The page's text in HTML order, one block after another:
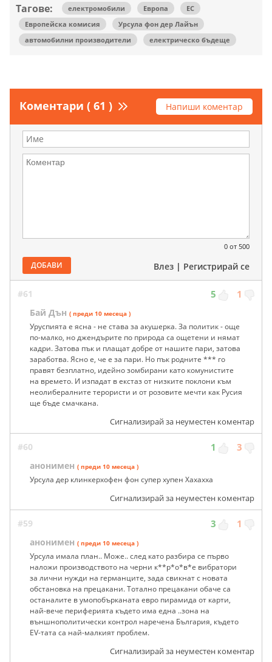
Тагове: електромобили Европа
ЕС
Европейска комисия
Урсула фон дер Лайън
автомобилни производители
електрическо бъдеще
Коментари ( 61 ) Напиши коментар
0 от 500
ДОБАВИ Влез | Регистрирай се
#61 5 1
Бай Дън ( преди 10 месеца )
Уруспията е ясна - не става за акушерка. За политик - още
по-малко, но джендърите по природа са ощетени и нямат
кадри. Затова пък и плащат добре от нашите пари, затова
заработва. Ясно е, че е за пари. Но пък родните *** го
правят безплатно, идейно зомбирани като комунистите
на времето. И изпадат в екстаз от низките поклони към
неолибералните терористи и от розовите мечти как Русия
ще бъде смачкана.
Сигнализирай за неуместен коментар
#60 1 3
анонимен ( преди 10 месеца )
Урсула дер клинкерхофен фон супер хупен Хахахха
Сигнализирай за неуместен коментар
#59 3 1
анонимен ( преди 10 месеца )
Урсула имала план.. Може.. след като разбира се първо
наложи производството на черни к**р*о*в*е вибратори
за лични нужди на германците, зада свикнат с новата
обстановка на прецакани. Тотално прецакани обаче са
останалите в умопобърканата евро пирамида от карти,
най-вече периферията където има една ..зона на
външнополитически контрол наречена България, където
EV-тата са най-малкият проблем.
Сигнализирай за неуместен коментар